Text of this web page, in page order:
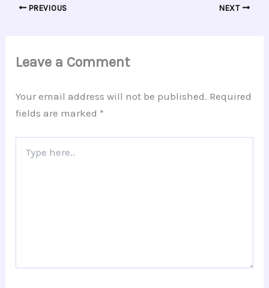
PREVIOUS NEXT
Leave a Comment
Your email address will not be published. Required
fields are marked *
here..